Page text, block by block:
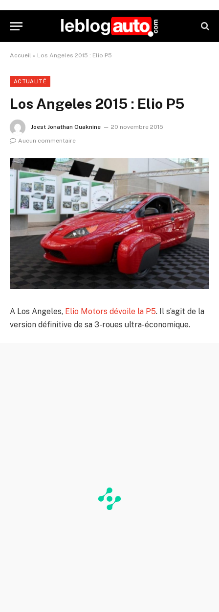
Accueil » Los Angeles 2015 : Elio P5
ACTUALITÉ
Los Angeles 2015 : Elio P5
Joest Jonathan Ouaknine
20 novembre 2015
Aucun commentaire
A Los Angeles, Elio Motors dévoile la P5. Il s’agit de la
version définitive de sa 3-roues ultra-économique.